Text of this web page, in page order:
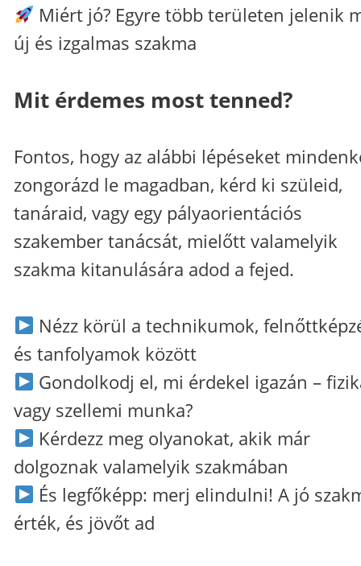
Miért jó? Egyre több területen jelenik
új és izgalmas szakma
Mit érdemes most tenned?
Fontos, hogy az alábbi lépéseket
zongorázd le magadban, kérd ki szüleid,
tanáraid, vagy egy pályaorientációs
szakember tanácsát, mielőtt valamelyik
szakma kitanulására adod a fejed.
Nézz körül a technikumok,
és tanfolyamok között
Gondolkodj el, mi érdekel igazán –
vagy szellemi munka?
Kérdezz meg olyanokat, akik már
dolgoznak valamelyik szakmában
És legfőképp: merj elindulni! A jó
érték, és jövőt ad